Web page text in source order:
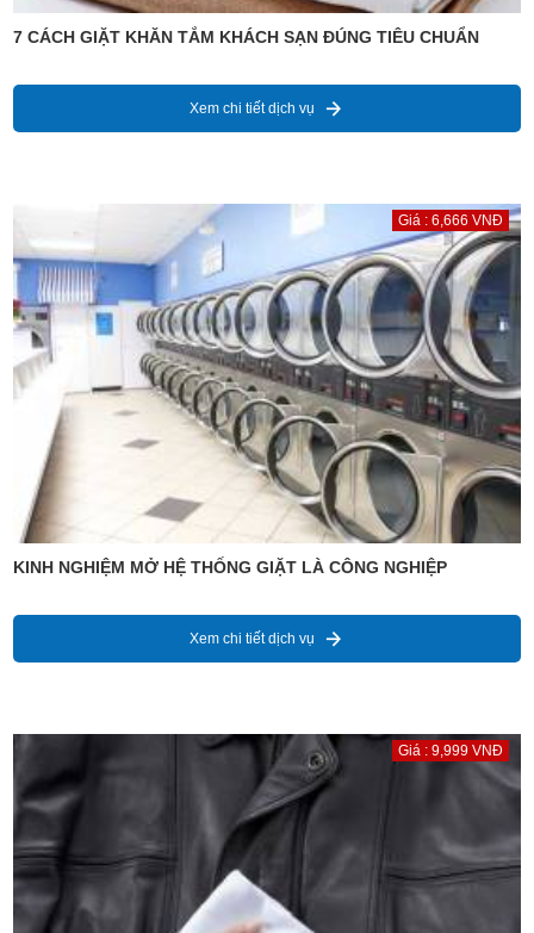
7 CÁCH GIẶT KHĂN TẮM KHÁCH SẠN ĐÚNG TIÊU CHUẨN
Xem chi tiết dịch vụ
Giá : 6,666 VNĐ
KINH NGHIỆM MỞ HỆ THỐNG GIẶT LÀ CÔNG NGHIỆP
Xem chi tiết dịch vụ
Giá : 9,999 VNĐ